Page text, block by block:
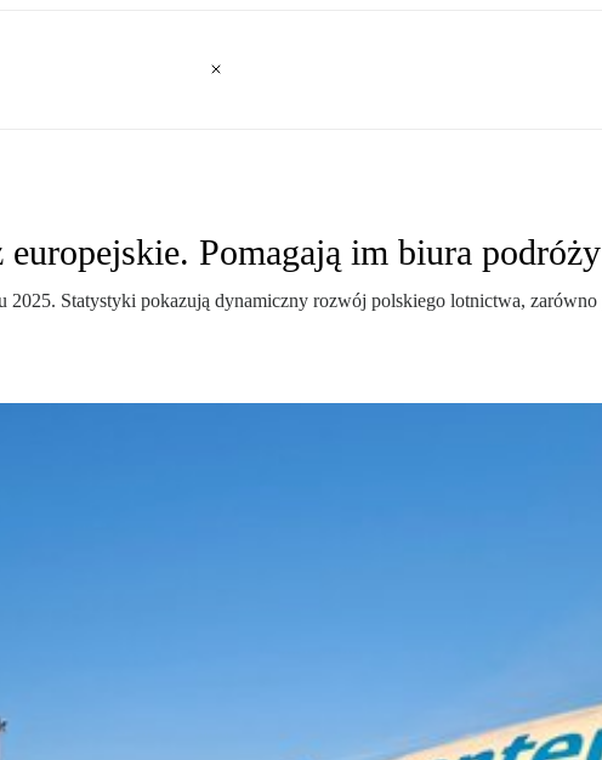
Pomagają im biura podróży
Statystyki pokazują dynamiczny rozwój polskiego lotnictwa,